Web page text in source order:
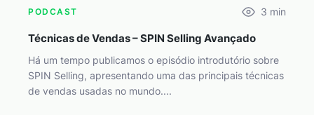
PODCAST 3 min
Técnicas de Vendas – SPIN Selling Avançado
Há um tempo publicamos o episódio introdutório sobre
SPIN Selling, apresentando uma das principais técnicas
de vendas usadas no mundo....